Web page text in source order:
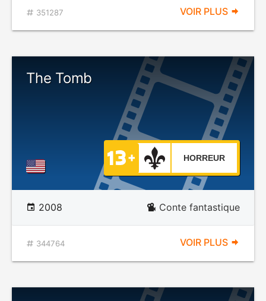
351287 VOIR PLUS
The Tomb
HORREUR
2008 Conte fantastique
344764 VOIR PLUS